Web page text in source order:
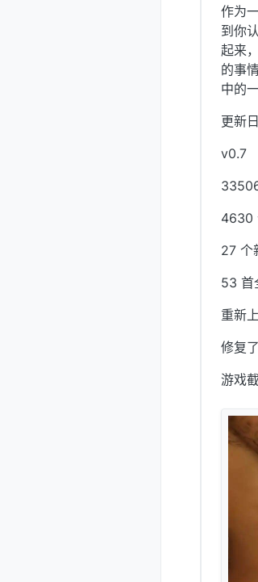
作为
到你
起来
的事
中的
更新
v0.7
4630
27 个
53 首
重新
修复
游戏截